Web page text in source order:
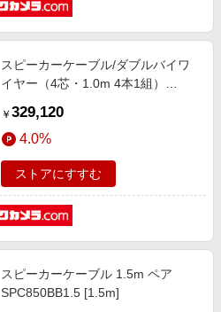
スピーカーケーブル/ダブルバイワ
イヤー（4芯・1.0m 4本1組）
（4本1組） SPC1.0TRIPLE-C
￥ 329,120
4.0%
ストアにすすむ
スピーカーケーブル 1.5m ペア
SPC850BB1.5 [1.5m]